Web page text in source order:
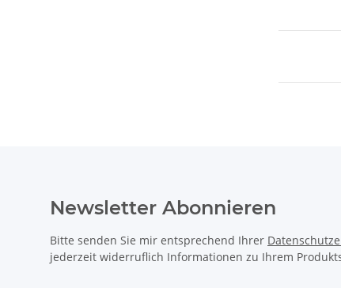
Newsletter Abonnieren
Bitte senden Sie mir entsprechend Ihrer
jederzeit widerruflich Informationen zu Ihrem